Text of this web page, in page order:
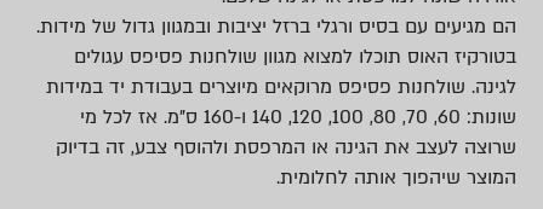
הם מגיעים עם בסיס ורגלי ברזל יציבות ובמגוון גדול של מידות.
בטורקיז האוס תוכלו למצוא מגוון שולחנות פסיפס עגולים
לגינה. שולחנות פסיפס מרוקאים מיוצרים בעבודת יד במידות
שונות: 60, 70, 80, 100, 120, 140 ו-160 ס”מ. אז לכל מי
שרוצה לעצב את הגינה או המרפסת ולהוסף צבע, זה בדיוק
המוצר שיהפוך אותה לחלומית.